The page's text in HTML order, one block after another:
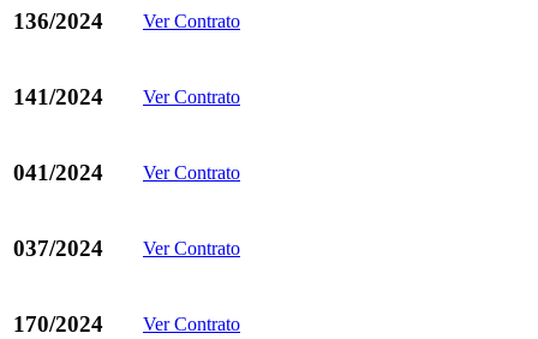
136/2024 Ver Contrato
141/2024 Ver Contrato
041/2024 Ver Contrato
037/2024 Ver Contrato
170/2024 Ver Contrato